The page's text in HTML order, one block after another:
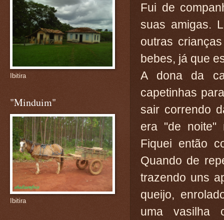
Fui de
suas amigas.
outras
bebes, já que
A dona da
capetinhas
sair correndo
era "de noite"
Fiquei então
Quando de
trazendo uns
queijo,
uma vasilha
Ibitira
"Minduim"
Ibitira